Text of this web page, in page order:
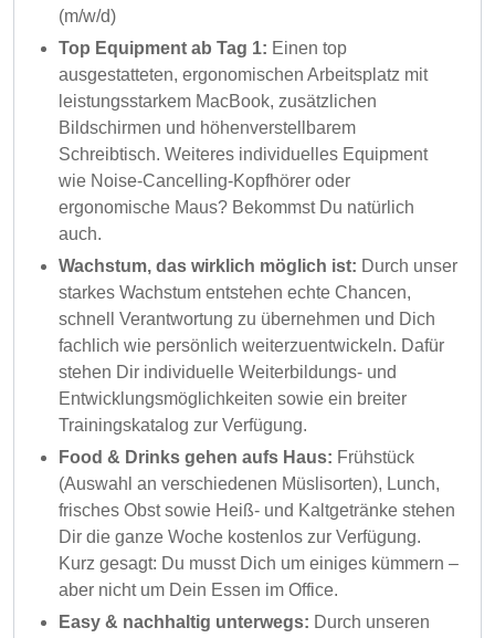
(m/w/d)
Top Equipment ab Tag 1: Einen top
ausgestatteten, ergonomischen Arbeitsplatz mit
leistungsstarkem MacBook, zusätzlichen
Bildschirmen und höhenverstellbarem
Schreibtisch. Weiteres individuelles Equipment
wie Noise-Cancelling-Kopfhörer oder
ergonomische Maus? Bekommst Du natürlich
auch.
Wachstum, das wirklich möglich ist: Durch unser
starkes Wachstum entstehen echte Chancen,
schnell Verantwortung zu übernehmen und Dich
fachlich wie persönlich weiterzuentwickeln. Dafür
stehen Dir individuelle Weiterbildungs- und
Entwicklungsmöglichkeiten sowie ein breiter
Trainingskatalog zur Verfügung.
Food & Drinks gehen aufs Haus: Frühstück
(Auswahl an verschiedenen Müslisorten), Lunch,
frisches Obst sowie Heiß- und Kaltgetränke stehen
Dir die ganze Woche kostenlos zur Verfügung.
Kurz gesagt: Du musst Dich um einiges kümmern –
aber nicht um Dein Essen im Office.
Easy & nachhaltig unterwegs: Durch unseren